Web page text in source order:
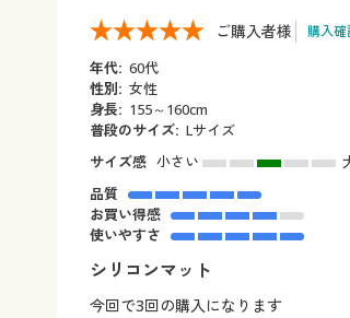
ご購入者様 購入
年代: 60代
性別: 女性
身長: 155～160cm
普段のサイズ: Lサイズ
サイズ感 小さい
品質
お買い得感
使いやすさ
シリコンマット
今回で3回の購入になります